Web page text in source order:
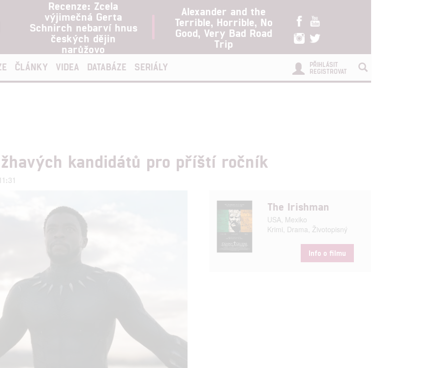
Recenze: Zcela
výjimečná Gerta
Schnirch nebarví hnus
českých dějin
narůžovo
Alexander and the
Terrible, Horrible, No
Good, Very Bad Road
Trip
ČLÁNKY VIDEA DATABÁZE SERIÁLY
PŘIHLÁSIT
REGISTROVAT
kandidátů pro příští ročník
The Irishman
USA, Mexiko
Krimi, Drama, Životopisný
Info o filmu